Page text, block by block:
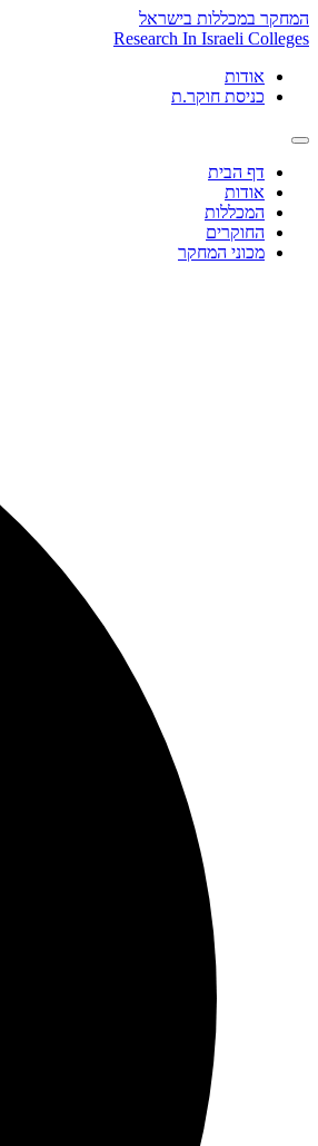
Skip
to
המחקר במכללות בישראל
Research In Israeli Colleges
אודות
כניסת חוקר.ת
דף הבית
אודות
המכללות
החוקרים
מכוני המחקר